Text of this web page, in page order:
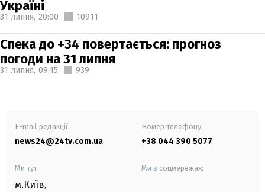
Україні
31 липня, 20:00 10911
Спека до +34 повертається: прогноз
погоди на 31 липня
31 липня, 09:15 939
E-mail редакції
news24@24tv.com.ua
Номер телефону:
+38 044 390 5077
Ми тут:
м.Київ,
Ми в соцмережах: